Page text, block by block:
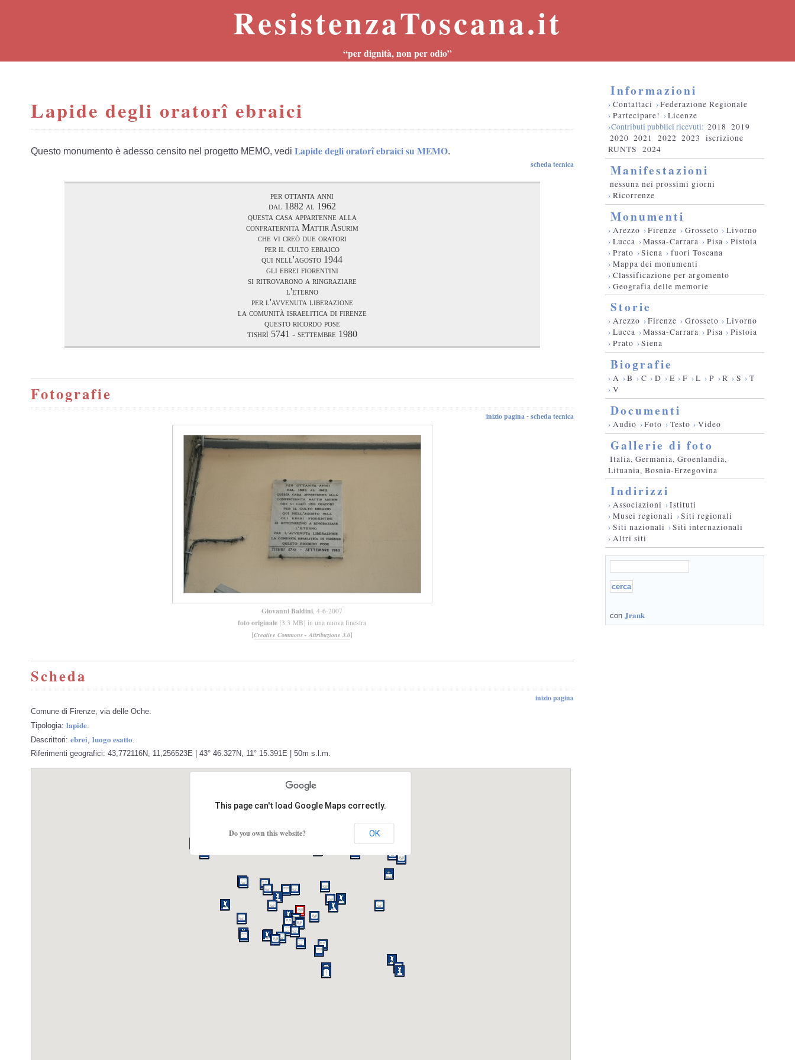
ResistenzaToscana.it
“per dignità, non per odio”
Lapide degli oratorî ebraici
Questo monumento è adesso censito nel progetto MEMO, vedi Lapide degli oratorî ebraici su MEMO.
scheda tecnica
per ottanta anni
dal 1882 al 1962
questa casa appartenne alla
confraternita Mattir Asurim
che vi creò due oratori
per il culto ebraico
qui nell'agosto 1944
gli ebrei fiorentini
si ritrovarono a ringraziare
l'eterno
per l'avvenuta liberazione
la comunità israelitica di firenze
questo ricordo pose
tishrì 5741 - settembre 1980
Fotografie
inizio pagina - scheda tecnica
Giovanni Baldini, 4-6-2007
foto originale [3,3 MB] in una nuova finestra
[Creative Commons - Attribuzione 3.0]
Scheda
inizio pagina
Comune di Firenze, via delle Oche.
Tipologia: lapide
Descrittori: ebrei luogo esatto
Riferimenti geografici: 43,772116N, 11,256523E | 43° 46.327N, 11° 15.391E | 50m s.l.m.
This page can't load Google Maps correctly.
Do you own this website? OK
Informazioni
› Contattaci ›Federazione Regionale
› Partecipare! ›Licenze
›Contributi pubblici ricevuti: 2018 2019
2020 2021 2022 2023
iscrizione
RUNTS
2024
Manifestazioni
nessuna nei prossimi giorni
› Ricorrenze
Monumenti
› Arezzo ›Firenze › Grosseto › Livorno
› Lucca ›Massa-Carrara › Pisa › Pistoia
› Prato ›Siena › fuori Toscana
› Mappa dei monumenti
› Classificazione per argomento
› Geografia delle memorie
Storie
› Arezzo ›Firenze › Grosseto › Livorno
› Lucca ›Massa-Carrara › Pisa › Pistoia
› Prato ›Siena
Biografie
› A ›B › C › D › E › F ›L › P ›R › S › T
› V
Documenti
› Audio ›Foto › Testo › Video
Gallerie di foto
Italia, Germania, Groenlandia,
Lituania, Bosnia-Erzegovina
Indirizzi
› Associazioni ›Istituti
› Musei regionali ›Siti regionali
› Siti nazionali ›Siti internazionali
› Altri siti
con Jrank